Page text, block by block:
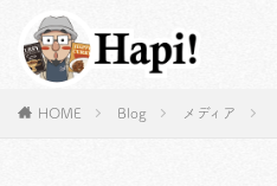
HOME Blog メディア